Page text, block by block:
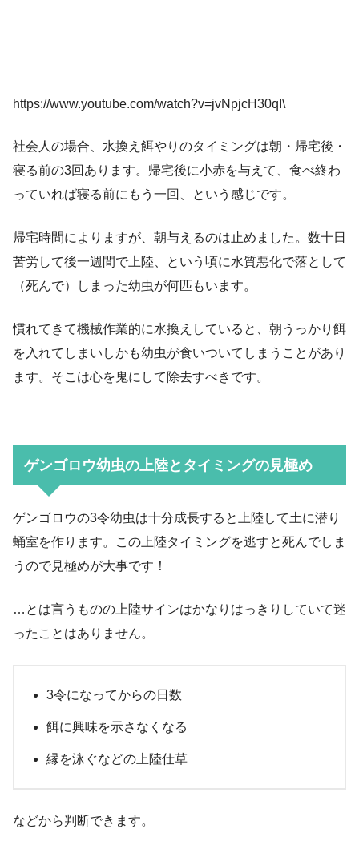
https://www.youtube.com/watch?v=jvNpjcH30qI\
社会人の場合、水換え餌やりのタイミングは朝・帰宅後・
寝る前の3回あります。帰宅後に小赤を与えて、食べ終わ
っていれば寝る前にもう一回、という感じです。
帰宅時間によりますが、朝与えるのは止めました。数十日
苦労して後一週間で上陸、という頃に水質悪化で落として
（死んで）しまった幼虫が何匹もいます。
慣れてきて機械作業的に水換えしていると、朝うっかり餌
を入れてしまいしかも幼虫が食いついてしまうことがあり
ます。そこは心を鬼にして除去すべきです。
ゲンゴロウ幼虫の上陸とタイミングの見極め
ゲンゴロウの3令幼虫は十分成長すると上陸して土に潜り
蛹室を作ります。この上陸タイミングを逃すと死んでしま
うので見極めが大事です！
…とは言うものの上陸サインはかなりはっきりしていて迷
ったことはありません。
3令になってからの日数
餌に興味を示さなくなる
縁を泳ぐなどの上陸仕草
などから判断できます。